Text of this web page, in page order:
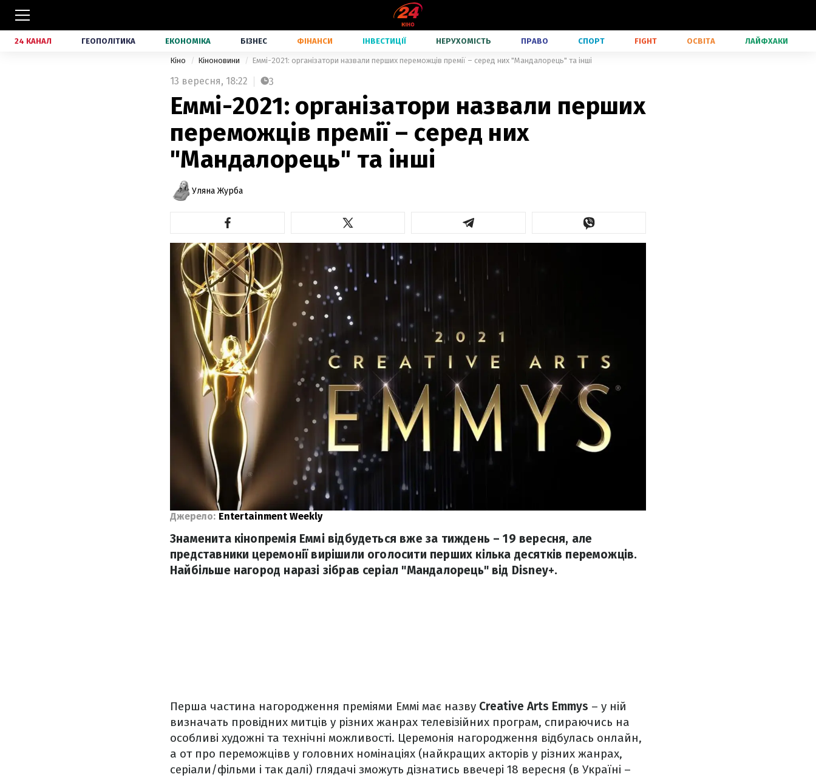
24 КАНАЛ ГЕОПОЛІТИКА ЕКОНОМІКА БІЗНЕС ФІНАНСИ ІНВЕСТИЦІЇ НЕРУХОМІСТЬ ПРАВО СПОРТ FIGHT ОСВІТА ЛАЙФХАКИ
Кіно Кіноновини Еммі-2021: організатори назвали перших переможців премії – серед них "Мандалорець" та інші
13 вересня, 18:22 3
Еммі-2021: організатори назвали перших
переможців премії – серед них
"Мандалорець" та інші
Уляна Журба
Джерело: Entertainment Weekly
Знаменита кінопремія Еммі відбудеться вже за тиждень – 19 вересня, але
представники церемонії вирішили оголосити перших кілька десятків переможців.
Найбільше нагород наразі зібрав серіал "Мандалорець" від Disney+.
Перша частина нагородження преміями Еммі має назву Creative Arts Emmys – у ній
визначать провідних митців у різних жанрах телевізійних програм, спираючись на
особливі художні та технічні можливості. Церемонія нагородження відбулась онлайн,
а от про переможцівв у головних номінаціях (найкращих акторів у різних жанрах,
серіали/фільми і так далі) глядачі зможуть дізнатись ввечері 18 вересня (в Україні –